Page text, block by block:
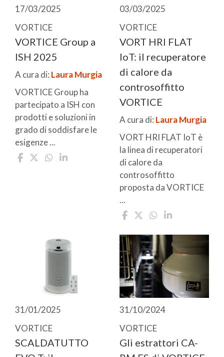
17/03/2025
VORTICE
VORTICE Group a
ISH 2025
A cura di: Laura Murgia
VORTICE Group ha
partecipato a ISH con
prodotti e soluzioni in
grado di soddisfare le
esigenze ...
03/03/2025
VORTICE
VORT HRI FLAT
IoT: il recuperatore
di calore da
controsoffitto
VORTICE
A cura di: Laura Murgia
VORT HRI FLAT IoT è
la linea di recuperatori
di calore da
controsoffitto
proposta da VORTICE
...
31/01/2025
VORTICE
SCALDATUTTO
31/10/2024
VORTICE
Gli estrattori CA-